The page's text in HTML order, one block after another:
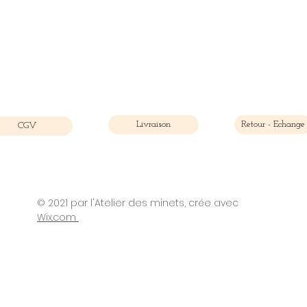
©2021 par Atelier des minets. Créé avec Wix.com
CGV Livraison Retour - Echange
© 2021 par l'Atelier des minets, crée avec
Wix.com